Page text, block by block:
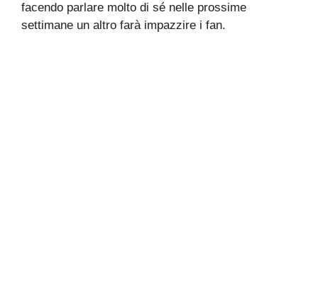
facendo parlare molto di sé nelle prossime
settimane un altro farà impazzire i fan.